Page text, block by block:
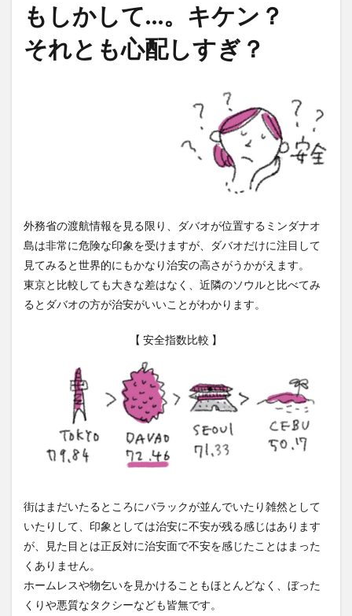
もしかして…。キケン？
それとも心配しすぎ？
外務省の渡航情報を見る限り、ダバオが位置するミンダナオ
島は非常に危険な印象を受けますが、ダバオだけに注目して
見てみると世界的にもかなり治安の高さがうかがえます。
東京と比較しても大きな差はなく、近隣のソウルと比べてみ
るとダバオの方が治安がいいことがわかります。
【 安全指数比較 】
街はまだいたるところにバラックが並んでいたり雑然として
いたりして、印象としては治安に不安が残る感じはあります
が、見た目とは正反対に治安面で不安を感じたことはまった
くありません。
ホームレスや物乞いを見かけることもほとんどなく、ぼった
くりや悪質なタクシーなども皆無です。